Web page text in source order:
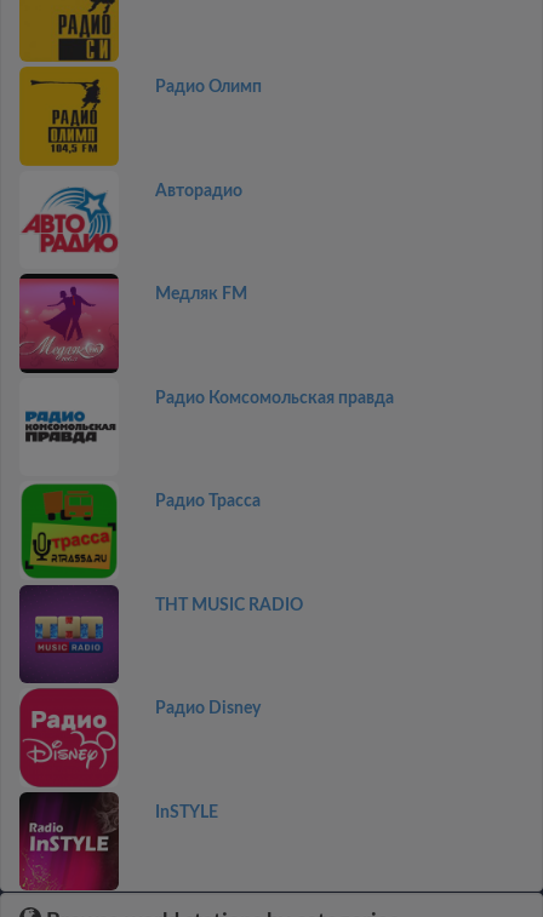
Радио Олимп
Авторадио
Медляк FM
Радио Комсомольская правда
Радио Трасса
THT MUSIC RADIO
Радио Disney
InSTYLE